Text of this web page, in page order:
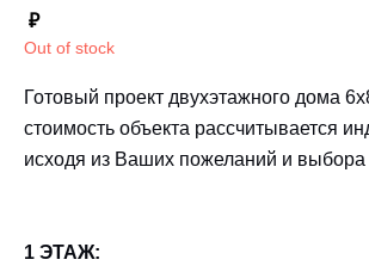
₽
Out of stock
Готовый проект двухэтажного дома
стоимость объекта рассчитывается
исходя из Ваших пожеланий и
1 ЭТАЖ: